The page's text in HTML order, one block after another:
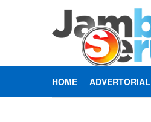
HOME ADVERTORIAL